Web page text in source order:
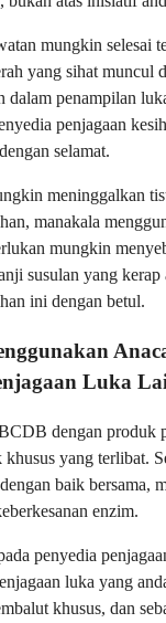
mungkin selesai
yang sihat muncul
dalam penampilan
penjagaan
selamat.
meninggalkan
manakala
mungkin
susulan yang
ini dengan betul.
Luka
dengan produk
yang terlibat.
baik bersama,
enzim.
penyedia
luka yang
khusus, dan